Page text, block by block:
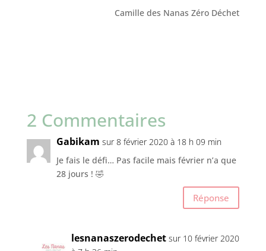
Camille des Nanas Zéro Déchet
2 Commentaires
Gabikam sur 8 février 2020 à 18 h 09 min
Je fais le défi… Pas facile mais février n’a que
28 jours ! 🤣
Réponse
lesnanaszerodechet sur 10 février 2020